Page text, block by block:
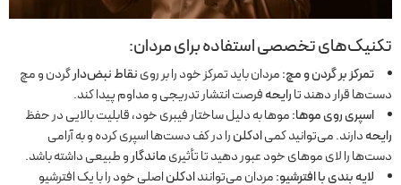
تکنیک‌های تخصصی استفاده برای مردان:
تمرکز بر گردن و مچ:مردان باید تمرکز خود را بر روینقاط نبض‌دارگردن و مچ
دست‌ها قرار دهند تارایحهفرصت انتشار تدریجی و مداوم پیدا کند.
اسپری روی موها:موها به دلیل ساختار فیبری خود، قابلیت بالایی در حفظ
رایحهدارند. می‌توانید کمیادکلنرا در کف دست‌ها اسپری کرده و به آرامی
دست‌ها را لای موهای خود عبور دهید تا تأثیریماندگارو طبیعی داشته باشد.
لایه بندی با افترشیو:مردان می‌توانندادکلناصلی خود را با یک افترشیو